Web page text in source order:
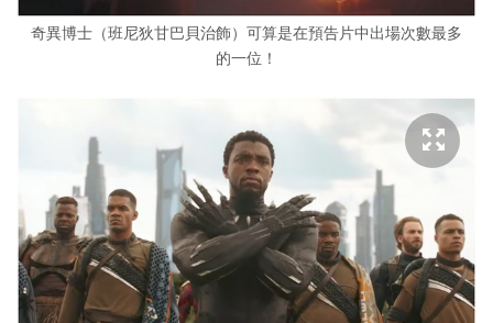
奇異博士（班尼狄甘巴貝治飾）可算是在預告片中出場次數最多
的一位！